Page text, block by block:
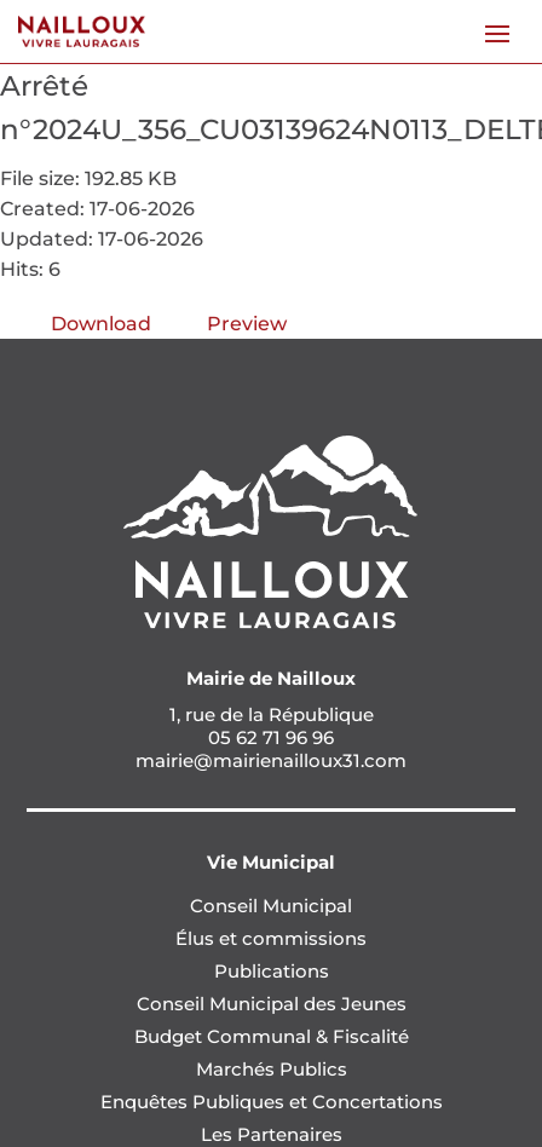
Arrêté
File size: 192.85 KB
Created: 17-06-2026
Updated: 17-06-2026
Hits: 6
Download Preview
Mairie de Nailloux
1, rue de la République
05 62 71 96 96
mairie@mairienailloux31.com
Vie Municipal
Conseil Municipal
Élus et commissions
Publications
Conseil Municipal des Jeunes
Budget Communal & Fiscalité
Marchés Publics
Enquêtes Publiques et Concertations
Les Partenaires